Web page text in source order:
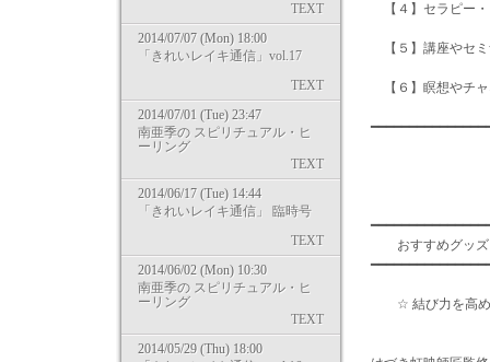
TEXT
2014/07/07 (Mon) 18:00
「きれいレイキ通信」vol.17
TEXT
2014/07/01 (Tue) 23:47
南亜季の スピリチュアル・ヒ
ーリング
TEXT
2014/06/17 (Tue) 14:44
「きれいレイキ通信」 臨時号
TEXT
2014/06/02 (Mon) 10:30
南亜季の スピリチュアル・ヒ
ーリング
TEXT
2014/05/29 (Thu) 18:00
【４】セラピー・
【５】講座やセミ
【６】瞑想やチャ
おすすめグ
☆ 結び力を高め